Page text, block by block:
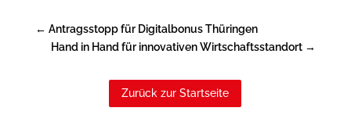
← Antragsstopp für Digitalbonus Thüringen
Hand in Hand für innovativen Wirtschaftsstandort →
Zurück zur Startseite